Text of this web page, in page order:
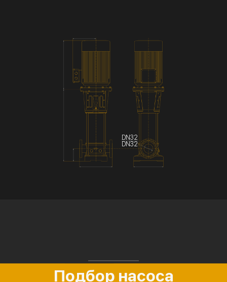
DN32
DN32
Подбор насоса